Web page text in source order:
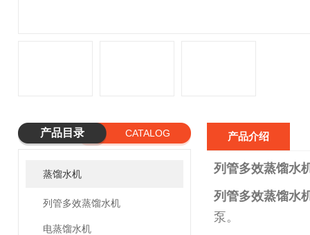
产品目录 CATALOG
蒸馏水机
列管多效蒸馏水机
电蒸馏水机
产品介绍
列管多效蒸馏水
列管多效蒸馏水
泵。